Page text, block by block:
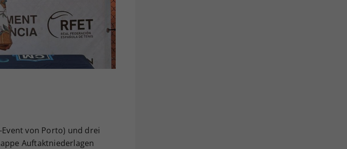
von Porto) und drei
Auftaktniederlagen
Einstellungen, falls der
dies eingestellt hat.